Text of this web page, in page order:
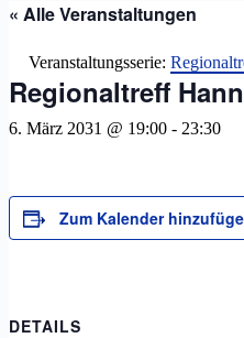
« Alle Veranstaltungen
Veranstaltungsserie:
Regionaltreff
6. März 2031 @ 19:00 - 23:30
Zum Kalender
DETAILS